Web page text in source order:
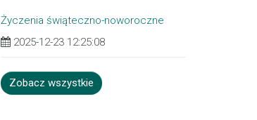
Życzenia świąteczno-noworoczne
2025-12-23 12:25:08
Zobacz wszystkie